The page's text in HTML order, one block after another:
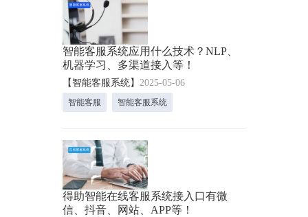
智能客服系统应用什么技术？NLP、
机器学习、多渠道接入等！
【智能客服系统】2025-05-06
智能客服 智能客服系统
得助智能在线客服系统接入口有微
信、抖音、网站、APP等！